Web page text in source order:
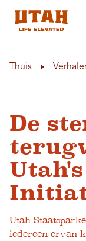
Thuis
De
Utah
iedereen ervan